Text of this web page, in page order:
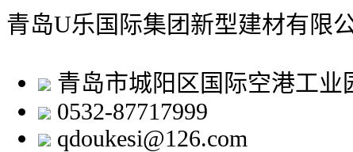
青岛U乐国际集团新型建材有限
青岛市城阳区国际空港工业
0532-87717999
qdoukesi@126.com